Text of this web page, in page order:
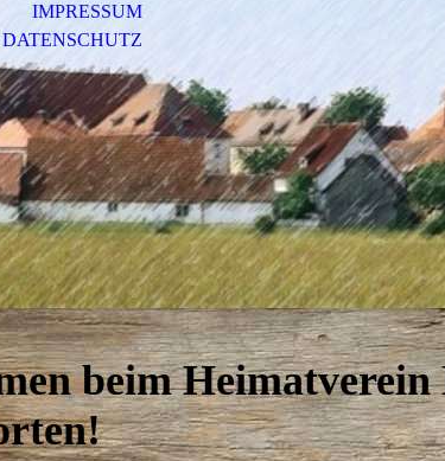
IMPRESSUM
DATENSCHUTZ
beim Heimatverein